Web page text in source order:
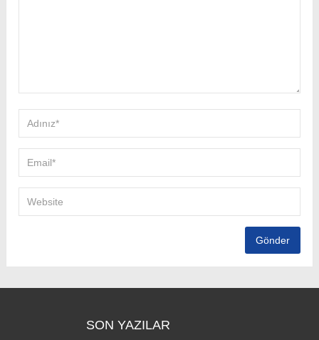
SON YAZILAR